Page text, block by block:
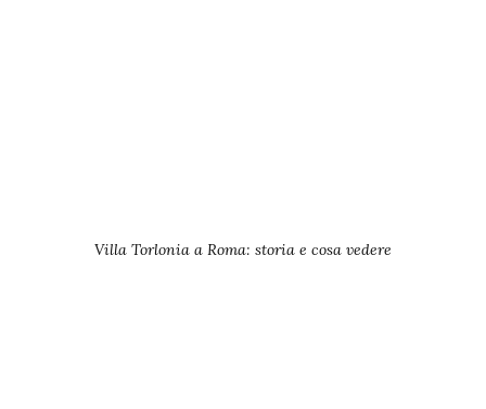
Villa Torlonia a Roma: storia e cosa vedere